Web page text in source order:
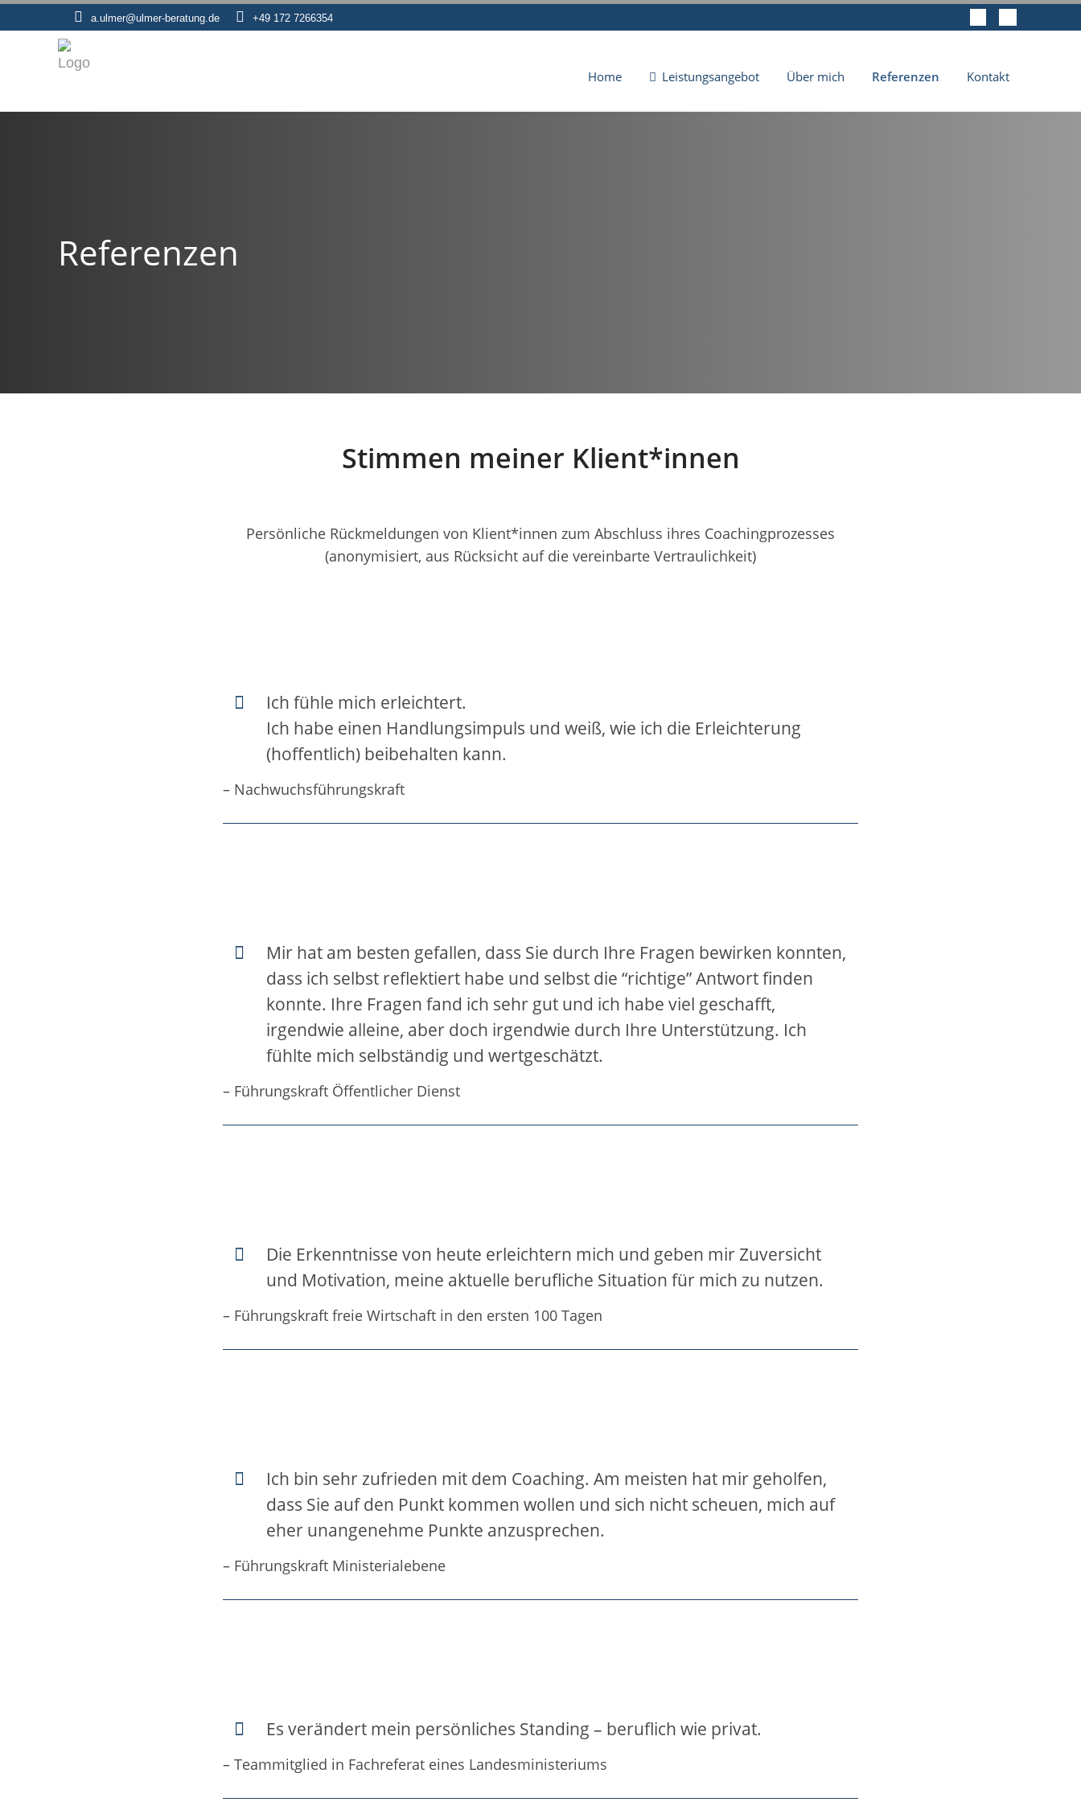
a.ulmer@ulmer-beratung.de +49 172 7266354
Home Leistungsangebot Über mich Referenzen Kontakt
Referenzen
Stimmen meiner Klient*innen
Persönliche Rückmeldungen von Klient*innen zum Abschluss ihres Coachingprozesses
(anonymisiert, aus Rücksicht auf die vereinbarte Vertraulichkeit)
Ich fühle mich erleichtert.
Ich habe einen Handlungsimpuls und weiß, wie ich die Erleichterung
(hoffentlich) beibehalten kann.
– Nachwuchsführungskraft
Mir hat am besten gefallen, dass Sie durch Ihre Fragen bewirken konnten,
dass ich selbst reflektiert habe und selbst die “richtige” Antwort finden
konnte. Ihre Fragen fand ich sehr gut und ich habe viel geschafft,
irgendwie alleine, aber doch irgendwie durch Ihre Unterstützung. Ich
fühlte mich selbständig und wertgeschätzt.
– Führungskraft Öffentlicher Dienst
Die Erkenntnisse von heute erleichtern mich und geben mir Zuversicht
und Motivation, meine aktuelle berufliche Situation für mich zu nutzen.
– Führungskraft freie Wirtschaft in den ersten 100 Tagen
Ich bin sehr zufrieden mit dem Coaching. Am meisten hat mir geholfen,
dass Sie auf den Punkt kommen wollen und sich nicht scheuen, mich auf
eher unangenehme Punkte anzusprechen.
– Führungskraft Ministerialebene
Es verändert mein persönliches Standing – beruflich wie privat.
– Teammitglied in Fachreferat eines Landesministeriums